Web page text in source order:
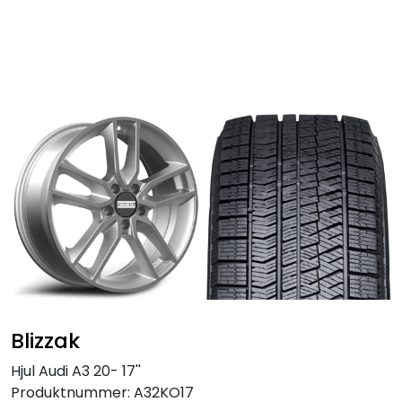
Blizzak
Hjul Audi A3 20- 17''
Produktnummer: A32KO17
Hjulpakker
Felger
Lastebil
Buss
Anlegg